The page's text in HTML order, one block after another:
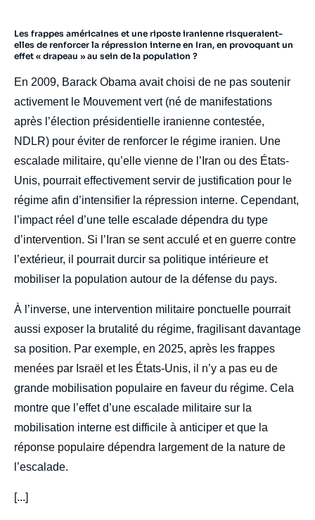
Les frappes américaines et une riposte iranienne risqueraient-
elles de renforcer la répression interne en Iran, en provoquant un
effet « drapeau » au sein de la population ?
En 2009, Barack Obama avait choisi de ne pas soutenir
activement le Mouvement vert (né de manifestations
après l’élection présidentielle iranienne contestée,
NDLR) pour éviter de renforcer le régime iranien. Une
escalade militaire, qu’elle vienne de l’Iran ou des États-
Unis, pourrait effectivement servir de justification pour le
régime afin d’intensifier la répression interne. Cependant,
l’impact réel d’une telle escalade dépendra du type
d’intervention. Si l’Iran se sent acculé et en guerre contre
l’extérieur, il pourrait durcir sa politique intérieure et
mobiliser la population autour de la défense du pays.
À l’inverse, une intervention militaire ponctuelle pourrait
aussi exposer la brutalité du régime, fragilisant davantage
sa position. Par exemple, en 2025, après les frappes
menées par Israël et les États-Unis, il n’y a pas eu de
grande mobilisation populaire en faveur du régime. Cela
montre que l’effet d’une escalade militaire sur la
mobilisation interne est difficile à anticiper et que la
réponse populaire dépendra largement de la nature de
l’escalade.
[...]